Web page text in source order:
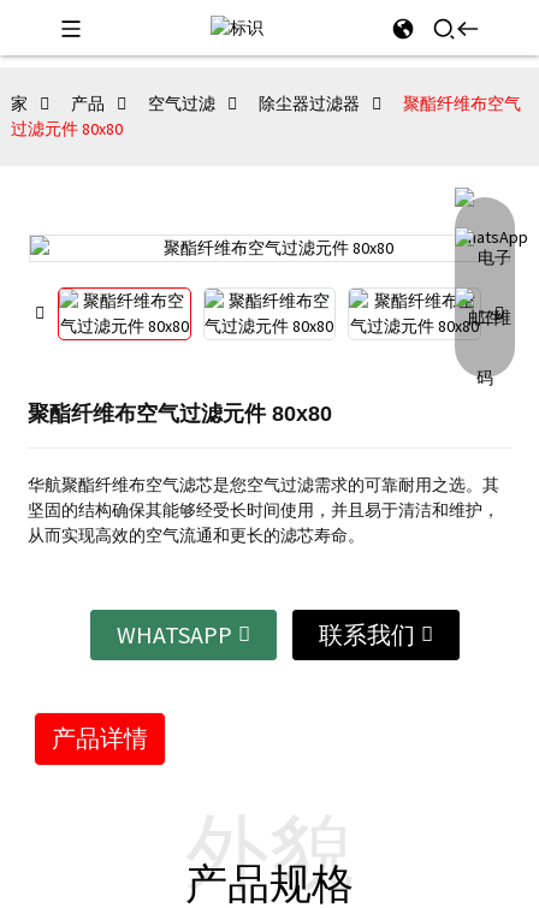
家 产品 空气过滤 除尘器过滤器
聚酯纤维布空气
过滤元件 80x80
聚酯纤维布空气过滤元件 80x80
华航聚酯纤维布空气滤芯是您空气过滤需求的可靠耐用之选。其
坚固的结构确保其能够经受长时间使用，并且易于清洁和维护，
从而实现高效的空气流通和更长的滤芯寿命。
WHATSAPP 联系我们
产品详情
产品规格
外貌